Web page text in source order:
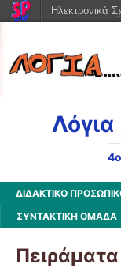
ΔΙΔΑΚΤΙΚΟ
ΣΥΝΤΑΚΤΙΚΗ ΟΜΑΔΑ
Ηλεκτρονικά